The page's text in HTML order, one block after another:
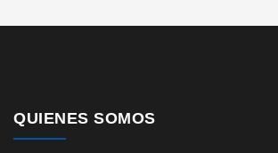
QUIENES SOMOS